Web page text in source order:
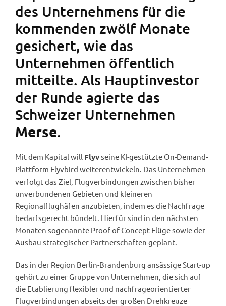
des Unternehmens für die
kommenden zwölf Monate
gesichert, wie das
Unternehmen öffentlich
mitteilte. Als Hauptinvestor
der Runde agierte das
Schweizer Unternehmen
Merse.
Mit dem Kapital will Flyvseine KI-gestützte On-Demand-
Plattform Flyvbird weiterentwickeln. Das Unternehmen
verfolgt das Ziel, Flugverbindungen zwischen bisher
unverbundenen Gebieten und kleineren
Regionalflughäfen anzubieten, indem es die Nachfrage
bedarfsgerecht bündelt. Hierfür sind in den nächsten
Monaten sogenannte Proof-of-Concept-Flüge sowie der
Ausbau strategischer Partnerschaften geplant.
Das in der Region Berlin-Brandenburg ansässige Start-up
gehört zu einer Gruppe von Unternehmen, die sich auf
die Etablierung flexibler und nachfrageorientierter
Flugverbindungen abseits der großen Drehkreuze